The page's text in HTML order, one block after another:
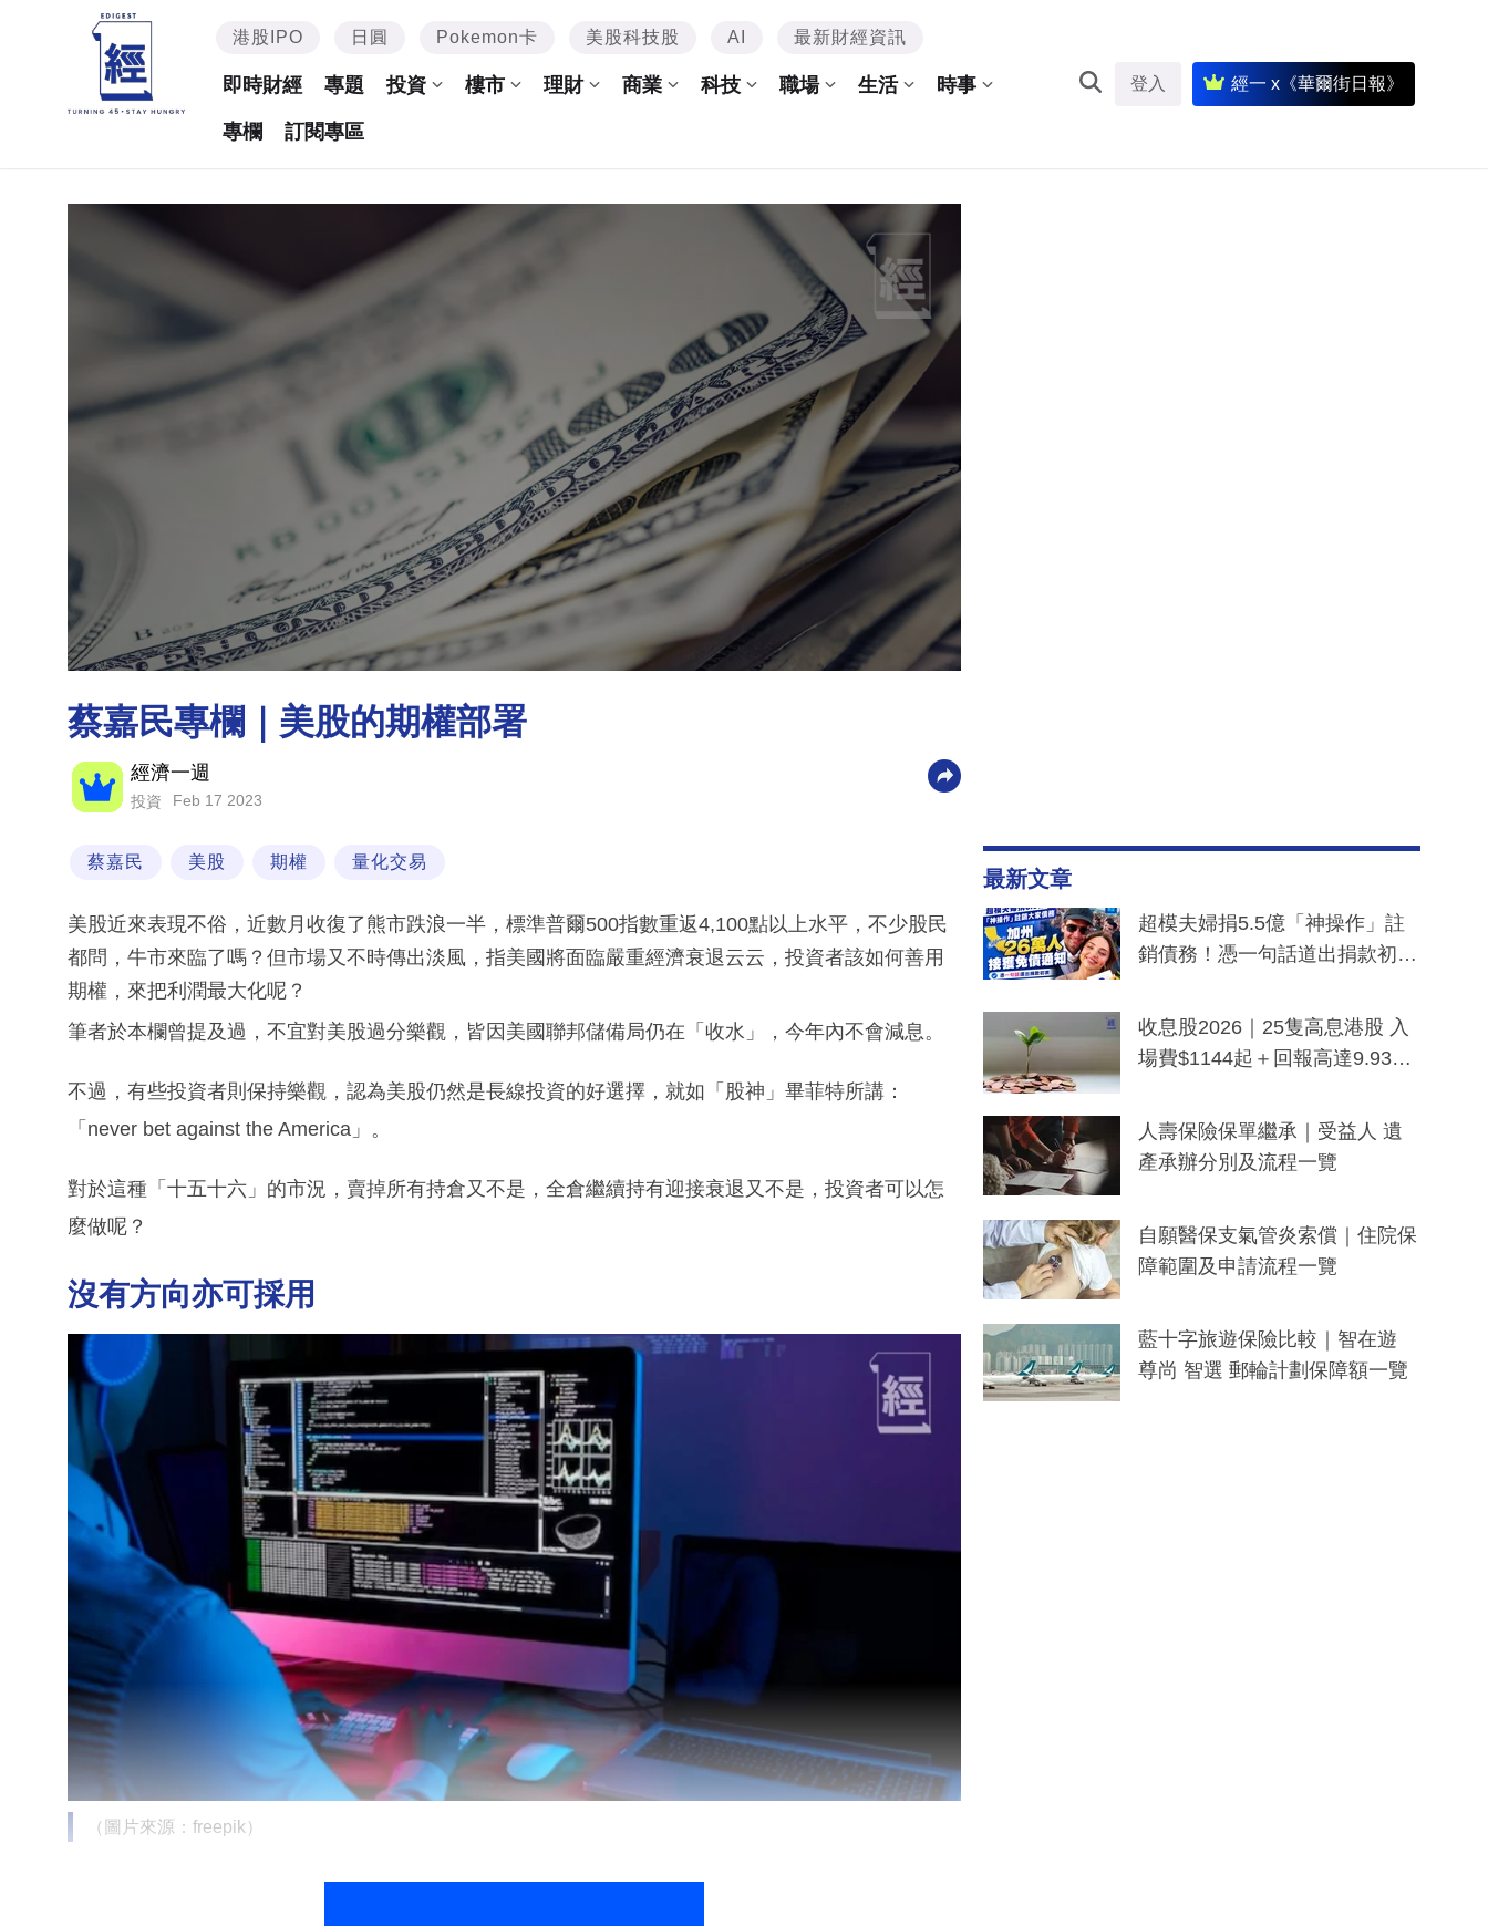
港股IPO 日圓 Pokemon卡 美股科技股 AI 最新財經資訊
即時財經 專題 投資 樓市 理財 商業 科技 職場 生活 時事
專欄 訂閱專區
登入 經一 x《華爾街日報》
蔡嘉民專欄｜美股的期權部署
經濟一週
投資 Feb 17 2023
蔡嘉民 美股 期權 量化交易
美股近來表現不俗，近數月收復了熊市跌浪一半，標準普爾500指數重返4,100點以上水平，不少股民
都問，牛市來臨了嗎？但市場又不時傳出淡風，指美國將面臨嚴重經濟衰退云云，投資者該如何善用
期權，來把利潤最大化呢？
筆者於本欄曾提及過，不宜對美股過分樂觀，皆因美國聯邦儲備局仍在「收水」，今年內不會減息。
不過，有些投資者則保持樂觀，認為美股仍然是長線投資的好選擇，就如「股神」畢菲特所講：
「never bet against the America」。
對於這種「十五十六」的市況，賣掉所有持倉又不是，全倉繼續持有迎接衰退又不是，投資者可以怎
麼做呢？
沒有方向亦可採用
（圖片來源：freepik）
最新文章
超模夫婦捐5.5億「神操作」註
銷債務！憑一句話道出捐款初
一度被誤當詐騙手段
收息股2026｜25隻高息港股 入
場費$1144起＋回報高達9.93
人壽保險保單繼承｜受益人 遺
產承辦分別及流程一覽
自願醫保支氣管炎索償｜住院保
障範圍及申請流程一覽
藍十字旅遊保險比較｜智在遊
尊尚 智選 郵輪計劃保障額一覽